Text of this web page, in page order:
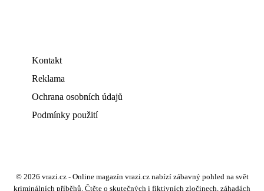
Kontakt
Reklama
Ochrana osobních údajů
Podmínky použití
© 2026 vrazi.cz - Online magazín vrazi.cz nabízí zábavný pohled na svět
kriminálních příběhů. Čtěte o skutečných i fiktivních zločinech, záhadách